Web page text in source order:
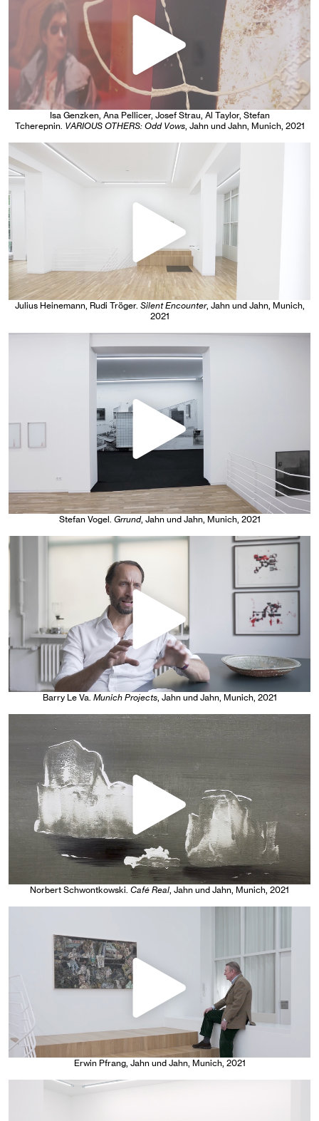
Isa Genzken, Ana Pellicer, Josef Strau, Al Taylor, Stefan
Tcherepnin. VARIOUS OTHERS: Odd Vows, Jahn und Jahn, Munich, 2021
Julius Heinemann, Rudi Tröger. Silent Encounter, Jahn und Jahn, Munich,
2021
Stefan Vogel Grrund, Jahn und Jahn, Munich, 2021
Barry Le Va Munich Projects, Jahn und Jahn, Munich, 2021
Norbert Schwontkowski. Café Real, Jahn und Jahn, Munich, 2021
Erwin Pfrang, Jahn und Jahn, Munich, 2021